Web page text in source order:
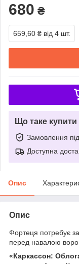
680 ₴
659,60 ₴ від 4 шт.
Що таке
Замовлення
Доступна
Опис
Опис
Фортеця потребує
перед навалою
«Каркассон: